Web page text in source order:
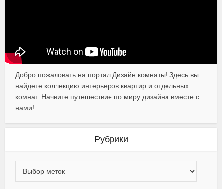
Добро пожаловать на портал Дизайн комнаты! Здесь вы
найдете коллекцию интерьеров квартир и отдельных
комнат. Начните путешествие по миру дизайна вместе с
нами!
Рубрики